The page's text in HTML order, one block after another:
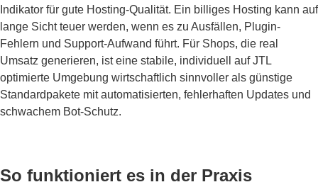
Indikator für gute Hosting-Qualität. Ein billiges Hosting kann auf
lange Sicht teuer werden, wenn es zu Ausfällen, Plugin-
Fehlern und Support-Aufwand führt. Für Shops, die real
Umsatz generieren, ist eine stabile, individuell auf JTL
optimierte Umgebung wirtschaftlich sinnvoller als günstige
Standardpakete mit automatisierten, fehlerhaften Updates und
schwachem Bot-Schutz.
So funktioniert es in der Praxis